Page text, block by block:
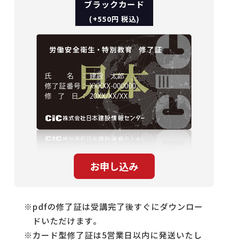
ブラックカード
(+550円 税込)
pdfの修了証は受講完了後すぐにダウンロー
ドいただけます。
カード型修了証は5営業日以内に発送いたし